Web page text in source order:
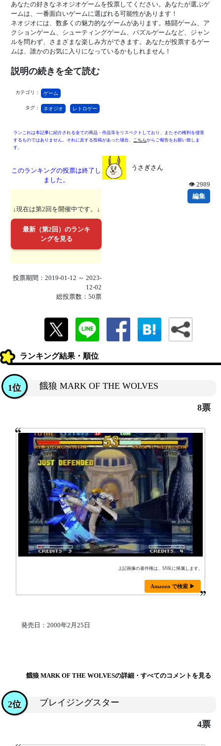
あなたの好きなネオジオゲームを投票してください。あなたが選ぶゲ
ームは、一番面白いゲームに選ばれる可能性があります！
ネオジオには、数多くの魅力的なゲームがあります。格闘ゲーム、ア
クションゲーム、シューティングゲーム、パズルゲームなど、ジャン
ルを問わず、さまざまな楽しみ方ができます。あなたが投票するゲー
ムは、誰かのお気に入りになっているかもしれません！
説明の続きを全て読む
カテゴリ： ゲーム
タグ： ネオジオ レトロゲー
ランこれは本記事に紹介される全ての商品・作品等をリスペクトしており、またその権利を侵害
するものではありません。それに反する投稿があった場合、 こちらからご報告をお願い致しま
す。
このランキングの投票は終了し
ました。
↓現在は第2回を開催中です。↓
最新（第2回）のランキ
ングを見る
投票期間：2019-01-12 ～ 2023-
12-02
総投票数：50票
うさぎさん
👁 2989
編集
ランキング結果・順位
餓狼 MARK OF THE WOLVES
1位
8票
上記画像の著作権は、SNKに帰属します。
Amazon で検索 ▶
発売日：2000年2月25日
餓狼 MARK OF THE WOLVESの詳細・すべてのコメントを見る
ブレイジングスター
2位
4票